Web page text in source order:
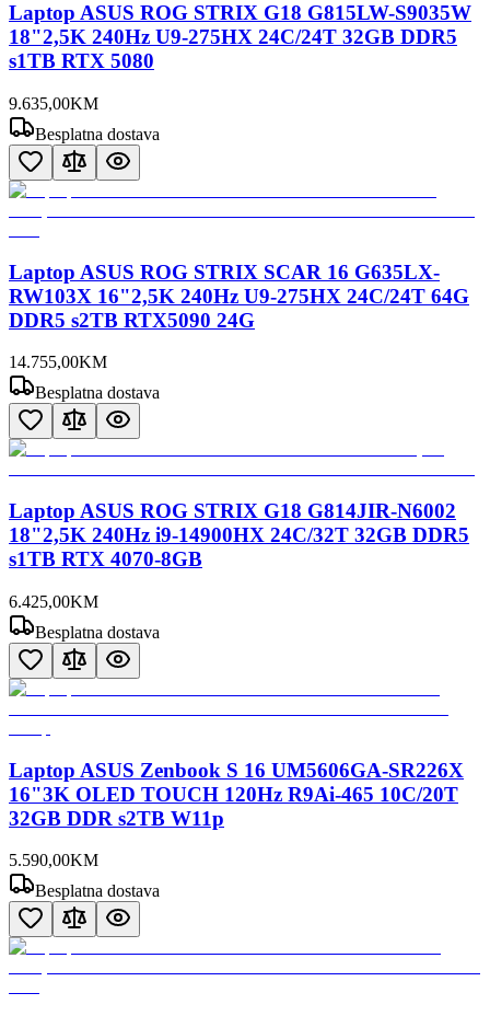
Laptop ASUS ROG STRIX G18 G815LW-S9035W
18"2,5K 240Hz U9-275HX 24C/24T 32GB DDR5
s1TB RTX 5080
9.635,00KM
Besplatna dostava
Laptop ASUS ROG STRIX SCAR 16 G635LX-
RW103X 16"2,5K 240Hz U9-275HX 24C/24T 64G
DDR5 s2TB RTX5090 24G
14.755,00KM
Besplatna dostava
Laptop ASUS ROG STRIX G18 G814JIR-N6002
18"2,5K 240Hz i9-14900HX 24C/32T 32GB DDR5
s1TB RTX 4070-8GB
6.425,00KM
Besplatna dostava
Laptop ASUS Zenbook S 16 UM5606GA-SR226X
16"3K OLED TOUCH 120Hz R9Ai-465 10C/20T
32GB DDR s2TB W11p
5.590,00KM
Besplatna dostava